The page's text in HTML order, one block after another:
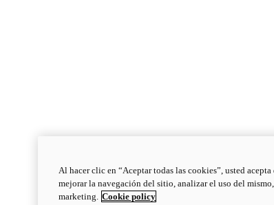
Al hacer clic en “Aceptar todas las cookies”, usted
mejorar la navegación del sitio, analizar el uso del
marketing. Cookie policy